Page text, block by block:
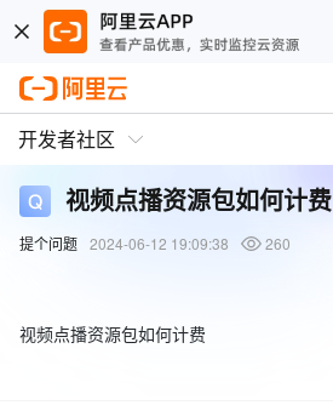
开发者社区
视频点播资源包如何计费
提个问题 2024-06-12 19:09:38
260
视频点播资源包如何计费